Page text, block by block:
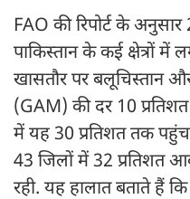
FAO की रिपोर्ट के
पाकिस्तान के कई क्षेत्रों में
खासतौर पर बलूचिस्तान
(GAM) की दर 10
में यह 30 प्रतिशत तक
43 जिलों में 32 प्रतिशत
रही. यह हालात बताते हैं